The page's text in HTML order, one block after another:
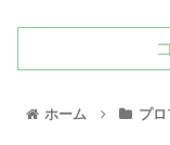
ホーム プ